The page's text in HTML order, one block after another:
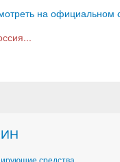
на официальном
средства